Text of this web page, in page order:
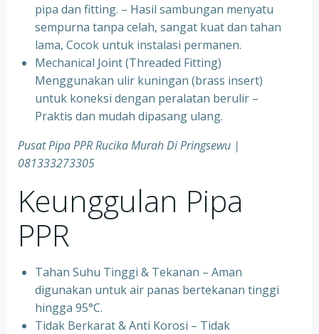
pipa dan fitting. – Hasil sambungan menyatu
sempurna tanpa celah, sangat kuat dan tahan
lama, Cocok untuk instalasi permanen.
⁠Mechanical Joint (Threaded Fitting)
Menggunakan ulir kuningan (brass insert)
untuk koneksi dengan peralatan berulir –
Praktis dan mudah dipasang ulang.
Pusat Pipa PPR Rucika Murah Di Pringsewu |
081333273305
Keunggulan Pipa
PPR
Tahan Suhu Tinggi & Tekanan – Aman
digunakan untuk air panas bertekanan tinggi
hingga 95°C.
⁠Tidak Berkarat & Anti Korosi – Tidak